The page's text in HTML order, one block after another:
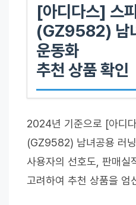
[아디다스] 스
(GZ9582) 남
운동화
추천 상품 확인
2024년 기준으로 [아디
(GZ9582) 남녀공용 러
사용자의 선호도, 판매실
고려하여 추천 상품을 엄